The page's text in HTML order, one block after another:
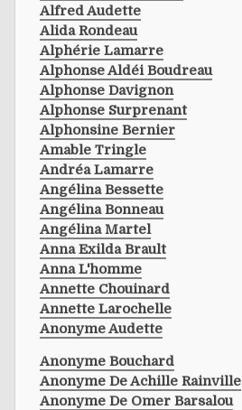
Alfred Audette
Alida Rondeau
Alphérie Lamarre
Alphonse Aldéi Boudreau
Alphonse Davignon
Alphonse Surprenant
Alphonsine Bernier
Amable Tringle
Andréa Lamarre
Angélina Bessette
Angélina Bonneau
Angélina Martel
Anna Exilda Brault
Anna L'homme
Annette Chouinard
Annette Larochelle
Anonyme Audette
Anonyme Bouchard
Anonyme De Achille Rainville
Anonyme De Omer Barsalou